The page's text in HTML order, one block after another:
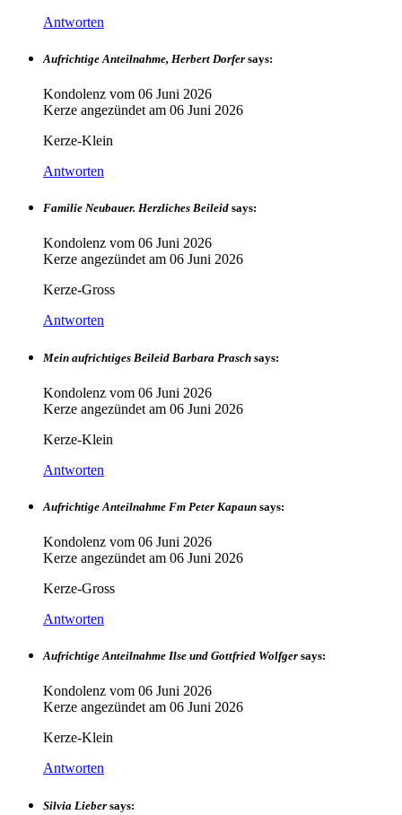
Antworten
Aufrichtige Anteilnahme, Herbert Dorfer says:
Kondolenz vom 06 Juni 2026
Kerze angezündet am 06 Juni 2026
Kerze-Klein
Antworten
Familie Neubauer. Herzliches Beileid says:
Kondolenz vom 06 Juni 2026
Kerze angezündet am 06 Juni 2026
Kerze-Gross
Antworten
Mein aufrichtiges Beileid Barbara Prasch says:
Kondolenz vom 06 Juni 2026
Kerze angezündet am 06 Juni 2026
Kerze-Klein
Antworten
Aufrichtige Anteilnahme Fm Peter Kapaun says:
Kondolenz vom 06 Juni 2026
Kerze angezündet am 06 Juni 2026
Kerze-Gross
Antworten
Aufrichtige Anteilnahme Ilse und Gottfried Wolfger says:
Kondolenz vom 06 Juni 2026
Kerze angezündet am 06 Juni 2026
Kerze-Klein
Antworten
Silvia Lieber says: